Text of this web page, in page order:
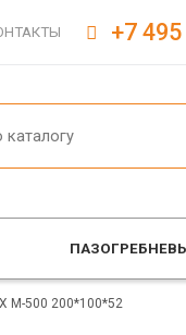
+7
М-500 200*100*52